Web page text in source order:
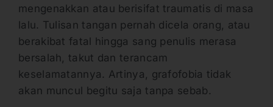
mengenakkan atau berisifat traumatis di masa
lalu. Tulisan tangan pernah dicela orang, atau
berakibat fatal hingga sang penulis merasa
bersalah, takut dan terancam
keselamatannya. Artinya, grafofobia tidak
akan muncul begitu saja tanpa sebab.